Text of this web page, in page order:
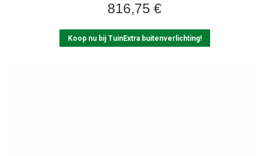
816,75 €
Koop nu bij TuinExtra buitenverlichting!